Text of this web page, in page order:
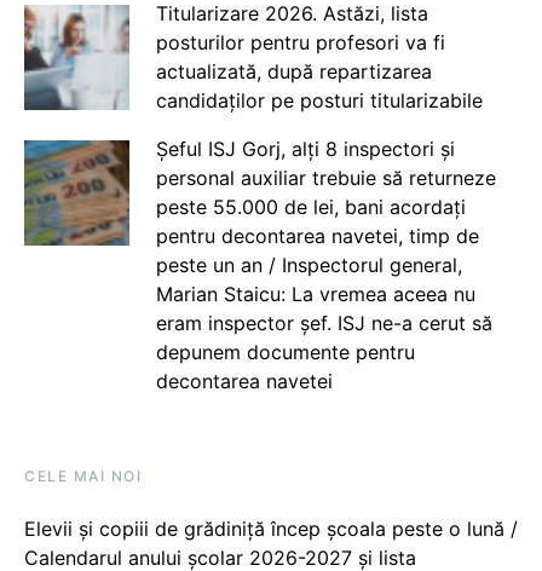
Titularizare 2026. Astăzi, lista
posturilor pentru profesori va fi
actualizată, după repartizarea
candidaților pe posturi titularizabile
Șeful ISJ Gorj, alți 8 inspectori și
personal auxiliar trebuie să returneze
peste 55.000 de lei, bani acordați
pentru decontarea navetei, timp de
peste un an / Inspectorul general,
Marian Staicu: La vremea aceea nu
eram inspector șef. ISJ ne-a cerut să
depunem documente pentru
decontarea navetei
CELE MAI NOI
Elevii și copiii de grădiniță încep școala peste o lună /
Calendarul anului școlar 2026-2027 și lista